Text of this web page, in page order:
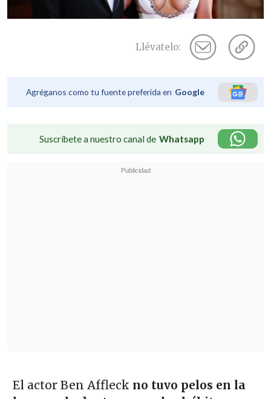
Llévatelo:
Agréganos como tu fuente preferida en Google
Suscríbete a nuestro canal de Whatsapp
El actor Ben Affleck no tuvo pelos en la